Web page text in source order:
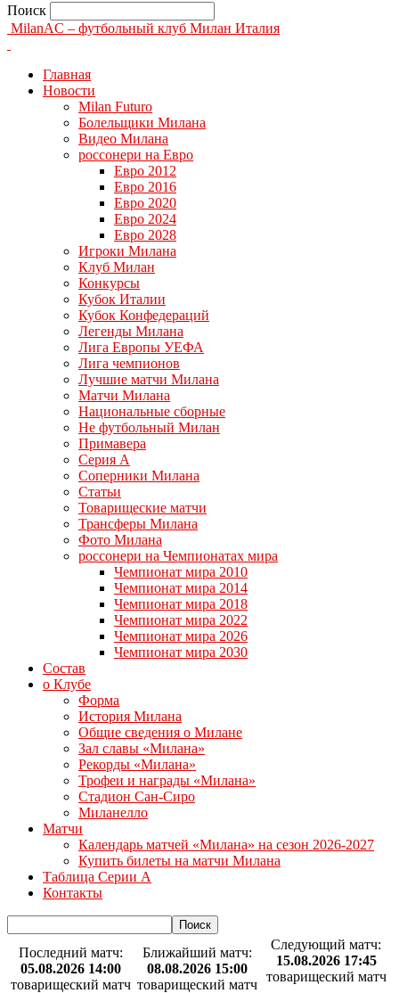
Поиск
MilanAC – футбольный клуб Милан Италия
Главная
Новости
Milan Futuro
Болельщики Милана
Видео Милана
россонери на Евро
Евро 2012
Евро 2016
Евро 2020
Евро 2024
Евро 2028
Игроки Милана
Клуб Милан
Конкурсы
Кубок Италии
Кубок Конфедераций
Легенды Милана
Лига Европы УЕФА
Лига чемпионов
Лучшие матчи Милана
Матчи Милана
Национальные сборные
Не футбольный Милан
Примавера
Серия А
Соперники Милана
Статьи
Товарищеские матчи
Трансферы Милана
Фото Милана
россонери на Чемпионатах мира
Чемпионат мира 2010
Чемпионат мира 2014
Чемпионат мира 2018
Чемпионат мира 2022
Чемпионат мира 2026
Чемпионат мира 2030
Состав
о Клубе
Форма
История Милана
Общие сведения о Милане
Зал славы «Милана»
Рекорды «Милана»
Трофеи и награды «Милана»
Стадион Сан-Сиро
Миланелло
Матчи
Календарь матчей «Милана» на сезон 2026-2027
Купить билеты на матчи Милана
Таблица Серии А
Контакты
Последний матч:
05.08.2026 14:00
товарищеский матч
Ближайший матч:
08.08.2026 15:00
товарищеский матч
Следующий матч:
15.08.2026 17:45
товарищеский матч